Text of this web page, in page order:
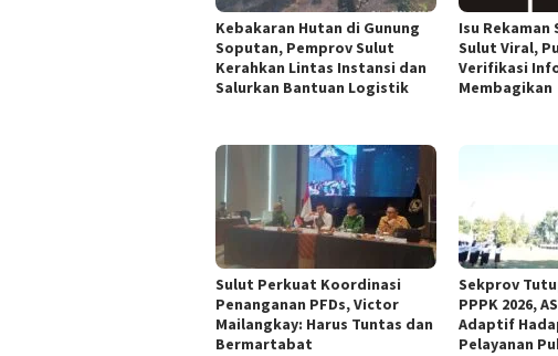
Kebakaran Hutan di Gunung
Soputan, Pemprov Sulut
Kerahkan Lintas Instansi dan
Salurkan Bantuan Logistik
Isu Rekaman
Sulut Viral,
Verifikasi
Membagikan
Sulut Perkuat Koordinasi
Penanganan PFDs, Victor
Mailangkay: Harus Tuntas dan
Bermartabat
Sekprov
PPPK 2026,
Adaptif
Pelayanan